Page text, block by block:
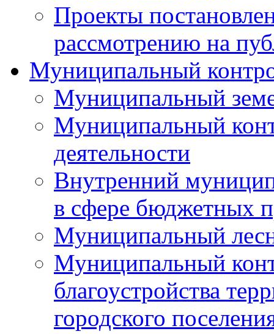
Проекты
рассмотрению на
Муниципальный
Муниципальный
Муниципальный
деятельности
Внутренний
в сфере бюджетных
Муниципальный
Муниципальный
благоустройства
городского